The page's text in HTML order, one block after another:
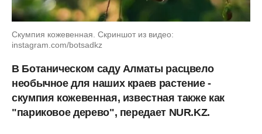
Скумпия кожевенная. Скриншот из видео:
instagram.com/botsadkz
В Ботаническом саду Алматы расцвело
необычное для наших краев растение -
скумпия кожевенная, известная также как
"париковое дерево", передает NUR.KZ.